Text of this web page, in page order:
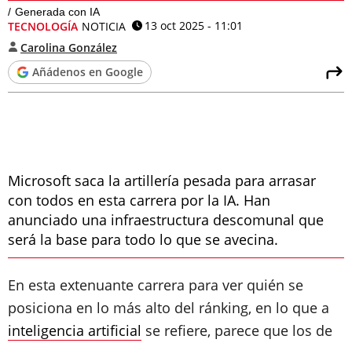
Generada con IA
TECNOLOGÍA NOTICIA
13 oct 2025 - 11:01
Carolina González
Añádenos en Google
Microsoft saca la artillería pesada para arrasar
con todos en esta carrera por la IA. Han
anunciado una infraestructura descomunal que
será la base para todo lo que se avecina.
En esta extenuante carrera para ver quién se
posiciona en lo más alto del ránking, en lo que a
inteligencia artificial se refiere, parece que los de